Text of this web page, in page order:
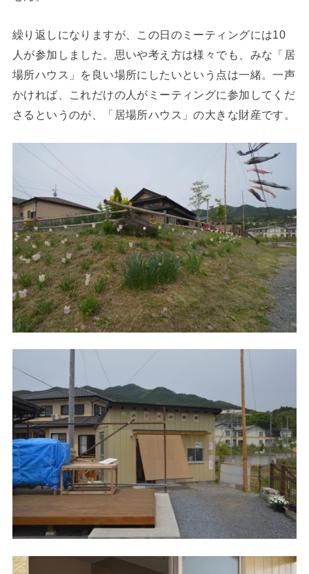
繰り返しになりますが、この日のミーティングには10
人が参加しました。思いや考え方は様々でも、みな「居
場所ハウス」を良い場所にしたいという点は一緒。一声
かければ、これだけの人がミーティングに参加してくだ
さるというのが、「居場所ハウス」の大きな財産です。